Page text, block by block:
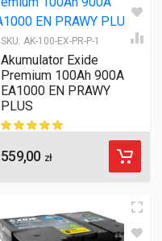
SKU: AK-100-EX-PR-P-1
Akumulator Exide
Premium 100Ah 900A
EA1000 EN PRAWY
PLUS
ocen klientów
559,00 zł